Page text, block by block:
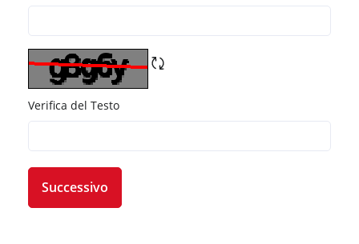
Verifica del Testo
Successivo